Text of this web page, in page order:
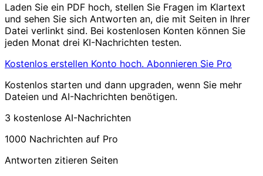
Laden Sie ein PDF hoch, stellen Sie Fragen im Klartext
und sehen Sie sich Antworten an, die mit Seiten in Ihrer
Datei verlinkt sind. Bei kostenlosen Konten können Sie
jeden Monat drei KI-Nachrichten testen.
Kostenlos erstellen Konto hoch. Abonnieren Sie Pro
Kostenlos starten und dann upgraden, wenn Sie mehr
Dateien und AI-Nachrichten benötigen.
3 kostenlose AI-Nachrichten
1000 Nachrichten auf Pro
Antworten zitieren Seiten